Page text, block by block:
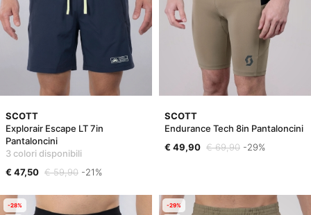
SCOTT
Explorair Escape LT 7in
Pantaloncini
3 colori disponibili
€ 47,50 € 59,90 -21%
SCOTT
Endurance Tech 8in Pantaloncini
€ 49,90 € 69,90 -29%
-28% -29%